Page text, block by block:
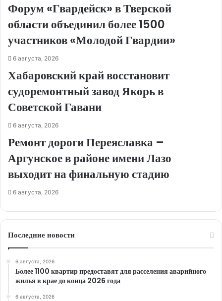
Форум «Гвардейск» в Тверской
области объединил более 1500
участников «Молодой Гвардии»
6 августа, 2026
Хабаровский край восстановит
судоремонтный завод Якорь в
Советской Гавани
6 августа, 2026
Ремонт дороги Переяславка –
Аргунское в районе имени Лазо
выходит на финальную стадию
6 августа, 2026
Последние новости
6 августа, 2026
Более 1100 квартир предоставят для расселения аварийного
жилья в крае до конца 2026 года
6 августа, 2026